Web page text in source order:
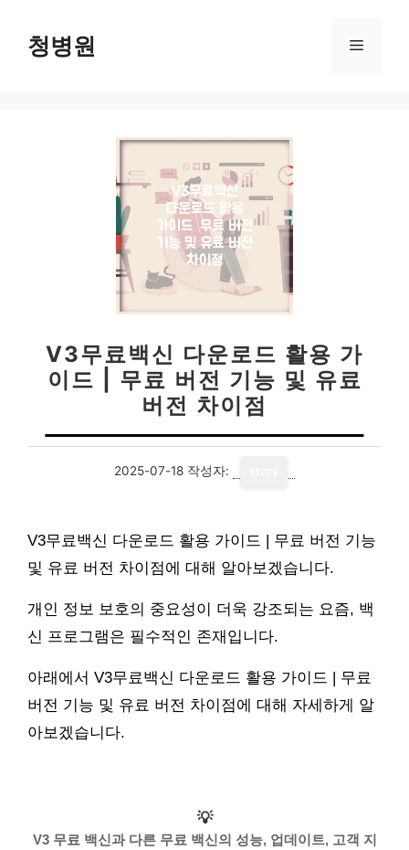
청병원 메
V3무료백신 다운로드 활용 가
이드 | 무료 버전 기능 및 유료
버전 차이점
2025-07-18 작성자:
V3무료백신 다운로드 활용 가이드 | 무료 버전 기능
및 유료 버전 차이점에 대해 알아보겠습니다.
개인 정보 보호의 중요성이 더욱 강조되는 요즘, 백
신 프로그램은 필수적인 존재입니다.
아래에서 V3무료백신 다운로드 활용 가이드 | 무료
버전 기능 및 유료 버전 차이점에 대해 자세하게 알
아보겠습니다.
💡
V3 무료 백신과 다른 무료 백신의 성능, 업데이트, 고객 지